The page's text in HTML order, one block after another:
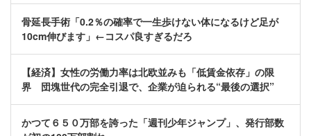
骨延長手術「0.2％の確率で一生歩けない体になるけど足が
10cm伸びます」←コスパ良すぎるだろ
【経済】女性の労働力率は北欧並みも「低賃金依存」の限
界 団塊世代の完全引退で、企業が迫られる“最後の選択”
かつて６５０万部を誇った「週刊少年ジャンプ」、発行部数